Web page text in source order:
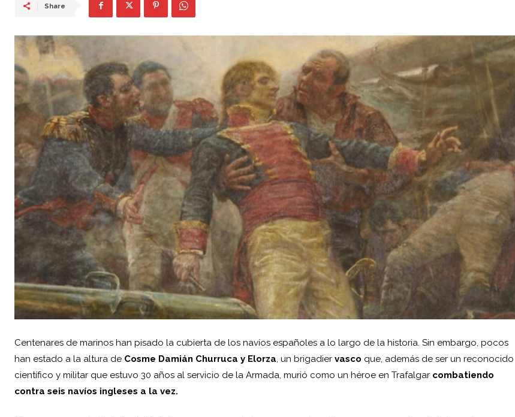
Share
Centenares de marinos han pisado la cubierta de los navíos españoles a lo largo de la historia. Sin embargo, pocos
han estado a la altura de Cosme Damián Churruca y Elorza, un brigadier vasco que, además de ser un reconocido
científico y militar que estuvo 30 años al servicio de la Armada, murió como un héroe en Trafalgar combatiendo
contra seis navíos ingleses a la vez.